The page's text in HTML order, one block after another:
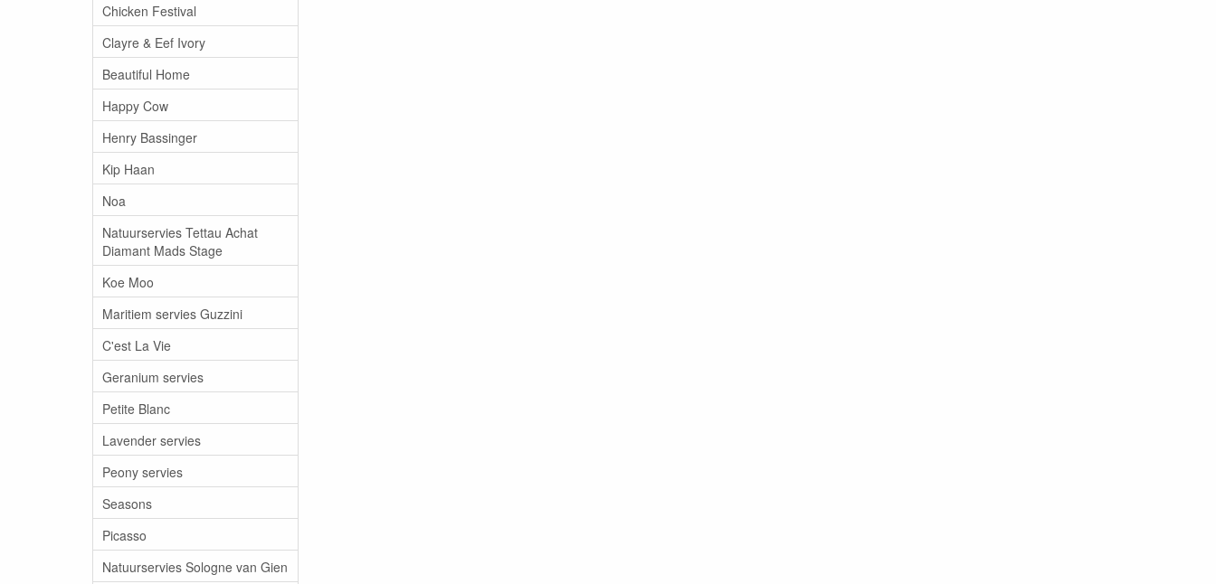
Chicken Festival
Clayre & Eef Ivory
Beautiful Home
Happy Cow
Henry Bassinger
Kip Haan
Noa
Natuurservies Tettau Achat
Diamant Mads Stage
Koe Moo
Maritiem servies Guzzini
C'est La Vie
Geranium servies
Petite Blanc
Lavender servies
Peony servies
Seasons
Picasso
Natuurservies Sologne van Gien